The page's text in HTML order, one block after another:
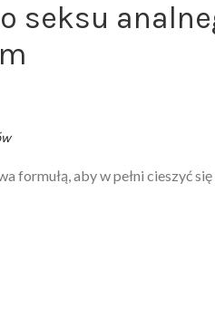
seksu
formułą, aby w pełni cieszyć